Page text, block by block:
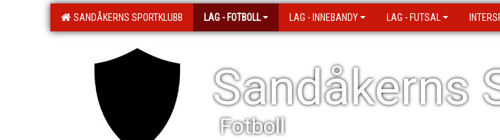
SANDÅKERNS SPORTKLUBB LAG - FOTBOLL LAG - INNEBANDY LAG - FUTSAL
Sandåkerns
Fotboll